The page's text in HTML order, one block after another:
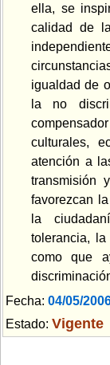
ella, se
calidad de
igualdad de
la no
culturales,
atención a
transmisión
favorezcan
la
tolerancia,
como que
Fecha: 04/05/
Estado: Vigente